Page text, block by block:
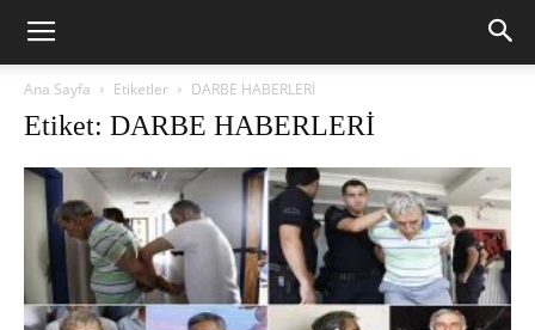
Ana Sayfa Etiketler DARBE HABERLERİ
Etiket: DARBE HABERLERİ